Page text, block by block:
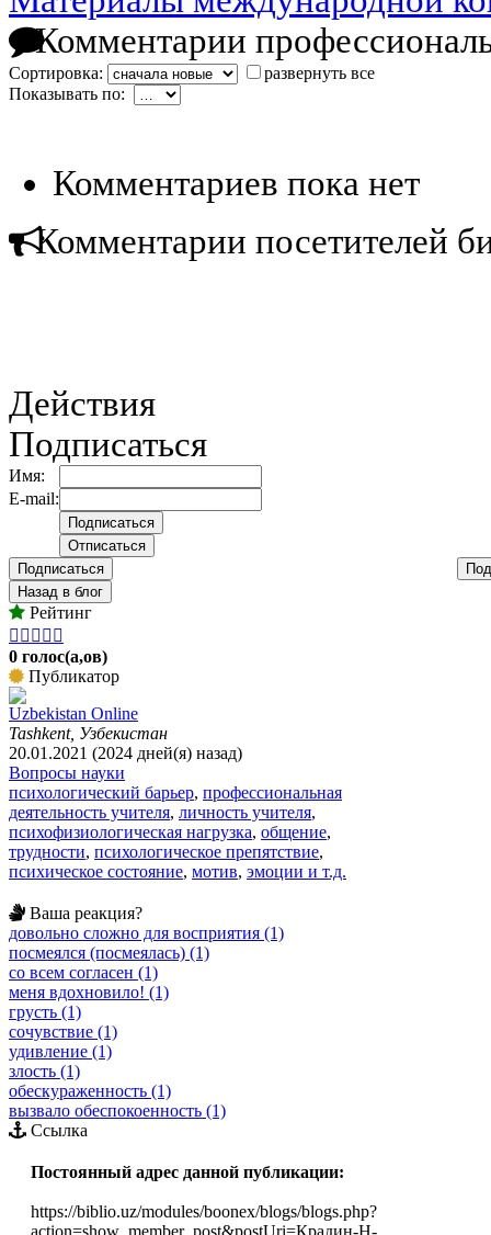
Комментарии
Сортировка:
развернуть все
Показывать по:
Комментариев пока нет
Комментарии посетителей
Действия
Подписаться
Имя:
E-mail:
Подписаться
Назад в блог
Рейтинг
    
0 голос(а,ов)
Публикатор
Uzbekistan Online
Tashkent, Узбекистан
20.01.2021 (2024 дней(я) назад)
Вопросы науки
психологический барьер, профессиональная
деятельность учителя, личность учителя,
психофизиологическая нагрузка, общение,
трудности, психологическое препятствие,
психическое состояние, мотив, эмоции и т.д.
Ваша реакция?
довольно сложно для восприятия (1)
посмеялся (посмеялась) (1)
со всем согласен (1)
меня вдохновило! (1)
грусть (1)
сочувствие (1)
удивление (1)
злость (1)
обескураженность (1)
вызвало обеспокоенность (1)
Ссылка
Постоянный адрес данной публикации:
https://biblio.uz/modules/boonex/blogs/blogs.php?
action=show_member_post&postUri=Крадин-Н-